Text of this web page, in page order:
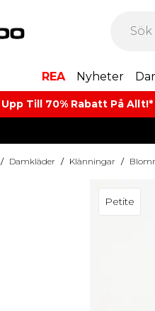
REA Nyheter
Upp Till 70% Rabatt På Allt!*
/ Damkläder / Klänningar /
Petite